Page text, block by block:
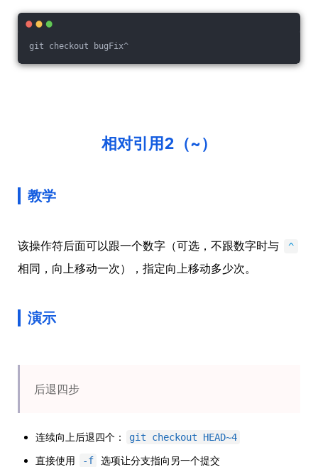
git checkout bugFix^
相对引用2（~）
教学
该操作符后面可以跟一个数字（可选，不跟数字时与 ^
相同，向上移动一次），指定向上移动多少次。
演示
后退四步
连续向上后退四个： git checkout HEAD~4
直接使用 -f 选项让分支指向另一个提交